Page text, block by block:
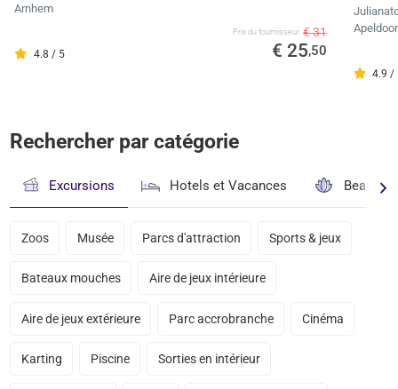
Arnhem
4.8 / 5
Prix ​​du fournisseur € 31
€ 25,50
4.9 /
Rechercher par catégorie
Excursions Hotels et Vacances Beauté
Zoos Musée Parcs d'attraction Sports & jeux
Bateaux mouches Aire de jeux intérieure
Aire de jeux extérieure Parc accrobranche Cinéma
Karting Piscine Sorties en intérieur